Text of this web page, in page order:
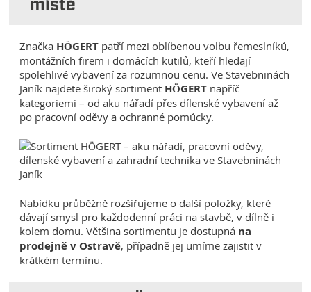
místě
Značka HÖGERT patří mezi oblíbenou volbu řemeslníků,
montážních firem i domácích kutilů, kteří hledají
spolehlivé vybavení za rozumnou cenu. Ve Stavebninách
Janík najdete široký sortiment HÖGERT napříč
kategoriemi – od aku nářadí přes dílenské vybavení až
po pracovní oděvy a ochranné pomůcky.
Nabídku průběžně rozšiřujeme o další položky, které
dávají smysl pro každodenní práci na stavbě, v dílně i
kolem domu. Většina sortimentu je dostupná na
prodejně v Ostravě, případně jej umíme zajistit v
krátkém termínu.